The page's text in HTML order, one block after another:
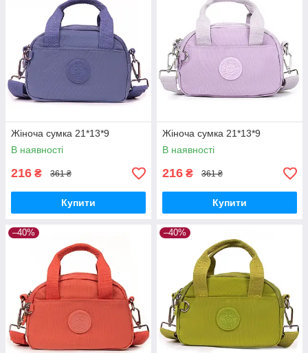
Жіноча сумка 21*13*9
В наявності
216 ₴ 361 ₴
Купити
Жіноча сумка 21*13*9
В наявності
216 ₴ 361 ₴
Купити
–40% –40%